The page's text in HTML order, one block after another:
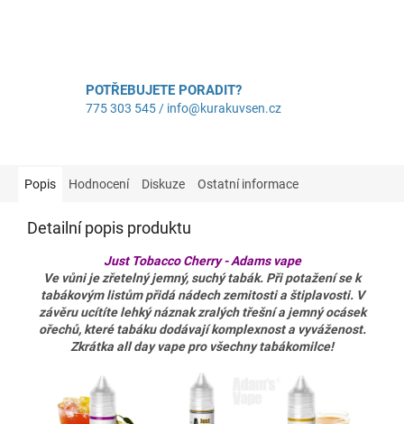
POTŘEBUJETE PORADIT?
775 303 545 / info@kurakuvsen.cz
Popis Hodnocení Diskuze Ostatní informace
Detailní popis produktu
Just Tobacco Cherry - Adams vape
Ve vůni je zřetelný jemný, suchý tabák. Při potažení se k
tabákovým listům přidá nádech zemitosti a štiplavosti. V
závěru ucítíte lehký náznak zralých třešní a jemný ocásek
ořechů, které tabáku dodávají komplexnost a vyváženost.
Zkrátka all day vape pro všechny tabákomilce!